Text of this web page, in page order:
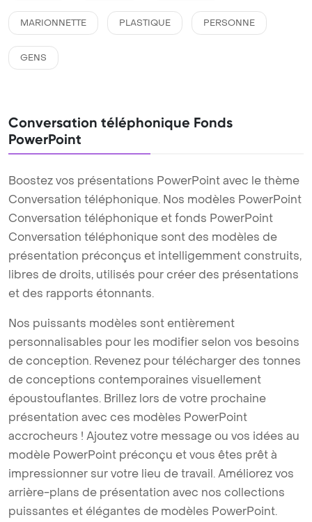
MARIONNETTE PLASTIQUE PERSONNE
GENS
Conversation téléphonique Fonds
PowerPoint
Boostez vos présentations PowerPoint avec le thème
Conversation téléphonique. Nos modèles PowerPoint
Conversation téléphonique et fonds PowerPoint
Conversation téléphonique sont des modèles de
présentation préconçus et intelligemment construits,
libres de droits, utilisés pour créer des présentations
et des rapports étonnants.
Nos puissants modèles sont entièrement
personnalisables pour les modifier selon vos besoins
de conception. Revenez pour télécharger des tonnes
de conceptions contemporaines visuellement
époustouflantes. Brillez lors de votre prochaine
présentation avec ces modèles PowerPoint
accrocheurs ! Ajoutez votre message ou vos idées au
modèle PowerPoint préconçu et vous êtes prêt à
impressionner sur votre lieu de travail. Améliorez vos
arrière-plans de présentation avec nos collections
puissantes et élégantes de modèles PowerPoint.